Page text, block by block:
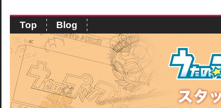
Top Blog